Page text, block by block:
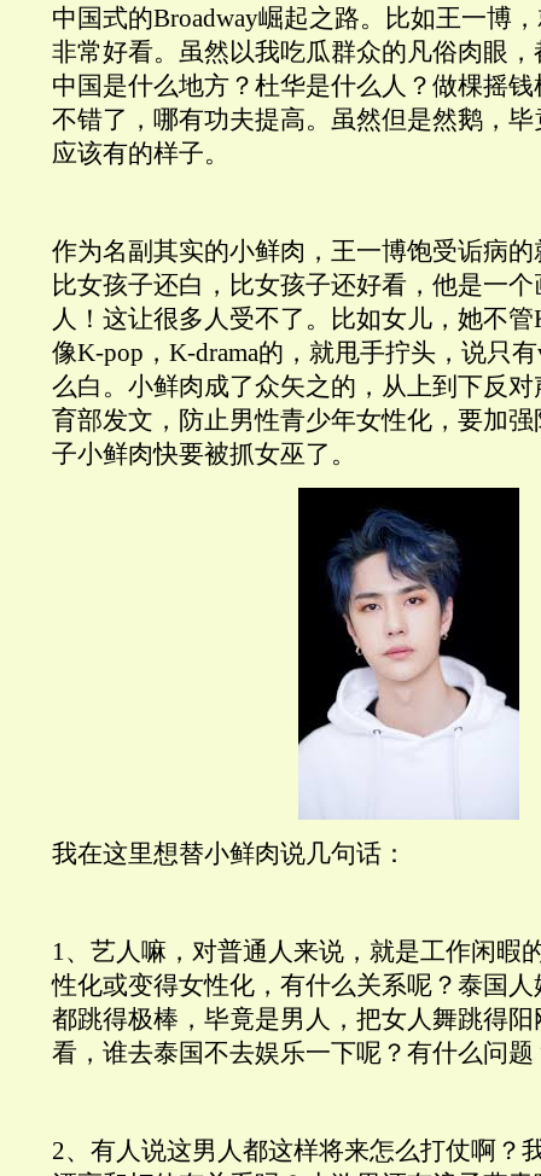
中国式的Broadway崛起之路。比如王一博
非常好看。虽然以我吃瓜群众的凡俗肉眼
中国是什么地方？杜华是什么人？做棵摇
不错了，哪有功夫提高。虽然但是然鹅，
应该有的样子。
作为名副其实的小鲜肉，王一博饱受诟病
比女孩子还白，比女孩子还好看，他是一
人！这让很多人受不了。比如女儿，她不管
像K-pop，K-drama的，就甩手拧头，说只
么白。小鲜肉成了众矢之的，从上到下反
育部发文，防止男性青少年女性化，要加
子小鲜肉快要被抓女巫了。
我在这里想替小鲜肉说几句话：
1、艺人嘛，对普通人来说，就是工作闲暇
性化或变得女性化，有什么关系呢？泰国
都跳得极棒，毕竟是男人，把女人舞跳得
看，谁去泰国不去娱乐一下呢？有什么问题
2、有人说这男人都这样将来怎么打仗啊？